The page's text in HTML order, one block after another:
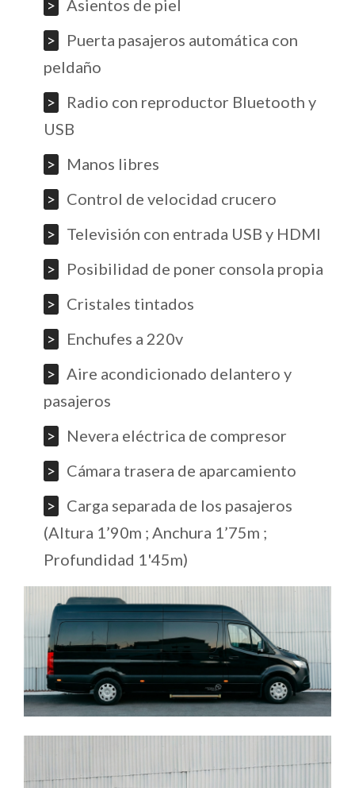
Asientos de piel
Puerta pasajeros automática con
peldaño
Radio con reproductor Bluetooth y
USB
Manos libres
Control de velocidad crucero
Televisión con entrada USB y HDMI
Posibilidad de poner consola propia
Cristales tintados
Enchufes a 220v
Aire acondicionado delantero y
pasajeros
Nevera eléctrica de compresor
Cámara trasera de aparcamiento
Carga separada de los pasajeros
(Altura 1’90m ; Anchura 1’75m ;
Profundidad 1'45m)